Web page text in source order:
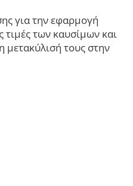
για την εφαρμογή
τιμές των καυσίμων και
τους στην